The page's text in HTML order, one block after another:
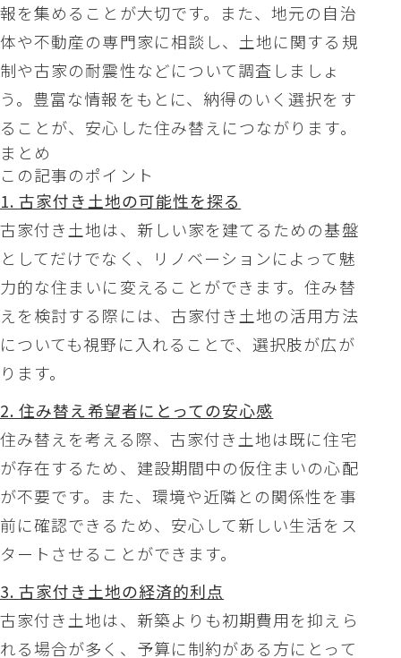
報を集めることが大切です。また、地元の自治
体や不動産の専門家に相談し、土地に関する規
制や古家の耐震性などについて調査しましょ
う。豊富な情報をもとに、納得のいく選択をす
ることが、安心した住み替えにつながります。
まとめ
この記事のポイント
1. 古家付き土地の可能性を探る
古家付き土地は、新しい家を建てるための基盤
としてだけでなく、リノベーションによって魅
力的な住まいに変えることができます。住み替
えを検討する際には、古家付き土地の活用方法
についても視野に入れることで、選択肢が広が
ります。
2. 住み替え希望者にとっての安心感
住み替えを考える際、古家付き土地は既に住宅
が存在するため、建設期間中の仮住まいの心配
が不要です。また、環境や近隣との関係性を事
前に確認できるため、安心して新しい生活をス
タートさせることができます。
3. 古家付き土地の経済的利点
古家付き土地は、新築よりも初期費用を抑えら
れる場合が多く、予算に制約がある方にとって